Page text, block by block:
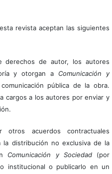
revista aceptan las siguientes
derechos de autor, los autores
y otorgan a Comunicación y
pública de la obra.
cargos a los autores por enviar y
otros acuerdos contractuales
la distribución no exclusiva de la
Comunicación y Sociedad(por
institucional o publicarlo en un